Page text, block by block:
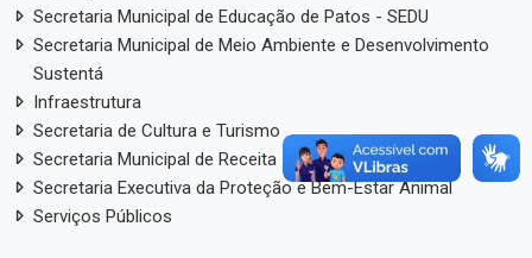
Secretaria Municipal de Educação de Patos - SEDU
Secretaria Municipal de Meio Ambiente e Desenvolvimento
Sustentá
Infraestrutura
Secretaria de Cultura e Turismo
Secretaria Municipal de Receita
Secretaria Executiva da Proteção e Bem-Estar Animal
Serviços Públicos